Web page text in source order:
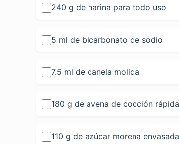
240 g de harina para todo uso
5 ml de bicarbonato de sodio
7.5 ml de canela molida
180 g de avena de cocción rápida
110 g de azúcar morena envasada